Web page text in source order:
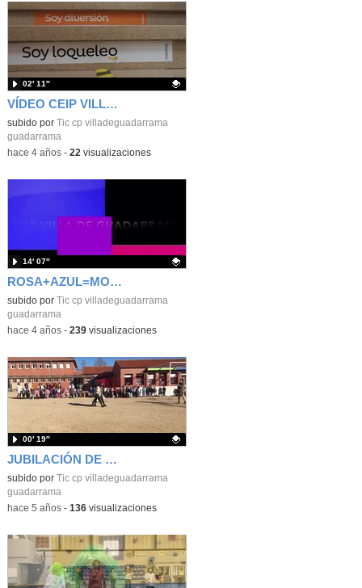
VÍDEO CEIP VILLA DE GUADARRAMA
Contenido educativo.
subido por
Tic cp villadeguadarrama
guadarrama
02′ 11″
-hace 4 años- 22 visualizaciones
ROSA+AZUL=MORADO. EL DEPORTE COMO REFERENTE
Contenido educativo.
subido por
Tic cp villadeguadarrama
guadarrama
14′ 07″
-hace 4 años- 239visualizaciones
JUBILACIÓN DE BEA
Contenido educativo.
subido por
Tic cp villadeguadarrama
guadarrama
00′ 19″
-hace 5 años- 136visualizaciones